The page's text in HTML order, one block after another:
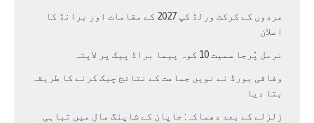
مردوں کے کرکٹ ورلڈ کپ 2027 کے مقامات اور برانڈ کا
اعلان
نرمل پُرجا سمیت 10 کوہ پیما براڈ پیک پر لاپتہ
وفاقی بورڈ نے نویں جماعت کے نتائج چیک کرنے کا طریقہ
بتا دیا
زلزلے کے بعد دھماکہ: جاپان کے شاپنگ مال میں تباہی